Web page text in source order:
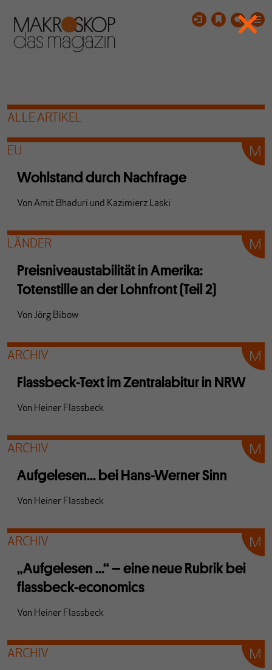
ALLE ARTIKEL
EU
Wohlstand durch Nachfrage
Von Amit Bhaduri und Kazimierz Laski
LÄNDER
Preisniveaustabilität in Amerika:
Totenstille an der Lohnfront (Teil 2)
Von Jörg Bibow
ARCHIV
Flassbeck-Text im Zentralabitur in NRW
Von Heiner Flassbeck
ARCHIV
Aufgelesen... bei Hans-Werner Sinn
Von Heiner Flassbeck
ARCHIV
„Aufgelesen ...“ – eine neue Rubrik bei
flassbeck-economics
Von Heiner Flassbeck
ARCHIV